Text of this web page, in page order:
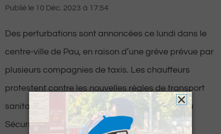
Publié le 10 Déc. 2023 à 17:54
Des perturbations sont annoncées ce lundi dans le
centre-ville de Pau, en raison d’une grève prévue par
plusieurs compagnies de taxis. Les chauffeurs
protestent contre les nouvelles règles de transport
sanitaire intégrées à la loi de financement de la
Sécurité sociale pour 2024.